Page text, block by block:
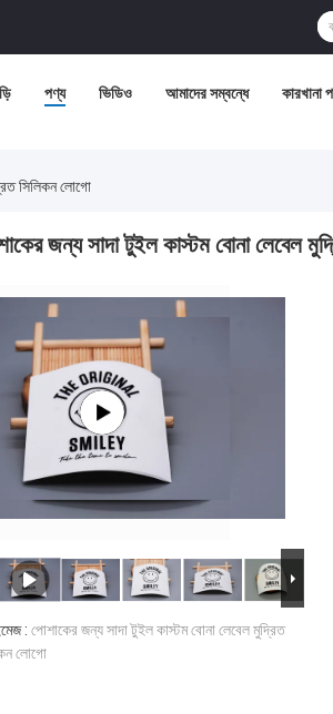
পণ্য ভিডিও আমাদের সম্বন্ধে কারখানা
সিলিকন লোগো
জন্য সাদা টুইল কাস্টম বোনা লেবেল
: পোশাকের জন্য সাদা টুইল কাস্টম বোনা লেবেল মুদ্রিত
লোগো